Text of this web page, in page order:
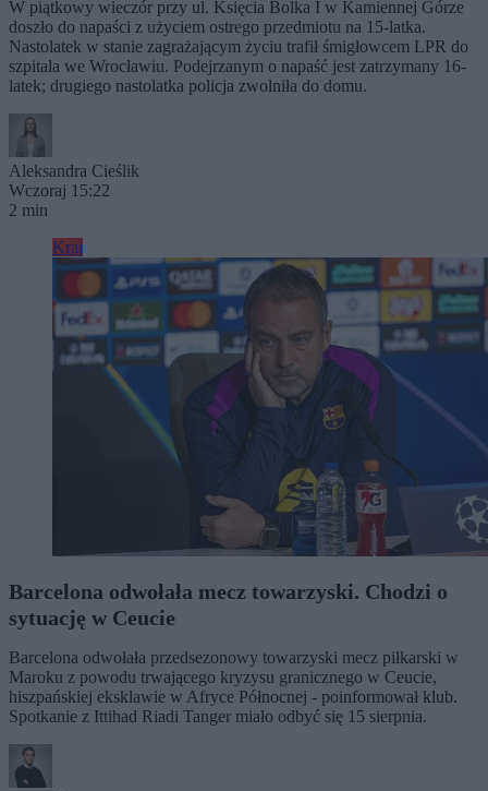
W piątkowy wieczór przy ul. Księcia Bolka I w Kamiennej Górze
doszło do napaści z użyciem ostrego przedmiotu na 15-latka.
Nastolatek w stanie zagrażającym życiu trafił śmigłowcem LPR do
szpitala we Wrocławiu. Podejrzanym o napaść jest zatrzymany 16-
latek; drugiego nastolatka policja zwolniła do domu.
Aleksandra Cieślik
Wczoraj 15:22
2 min
Kraj
Barcelona odwołała mecz towarzyski. Chodzi o
sytuację w Ceucie
Barcelona odwołała przedsezonowy towarzyski mecz piłkarski w
Maroku z powodu trwającego kryzysu granicznego w Ceucie,
hiszpańskiej eksklawie w Afryce Północnej - poinformował klub.
Spotkanie z Ittihad Riadi Tanger miało odbyć się 15 sierpnia.